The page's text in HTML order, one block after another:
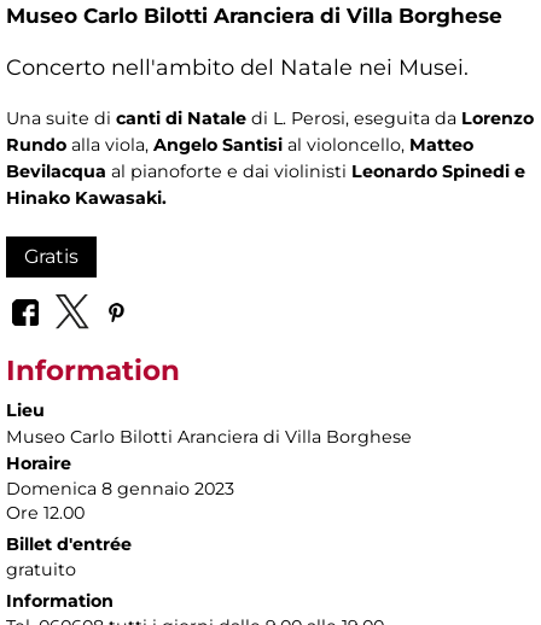
Museo Carlo Bilotti Aranciera di Villa Borghese
Concerto nell'ambito del Natale nei Musei.
Una suite di canti di Natale di L. Perosi, eseguita da Lorenzo
Rundo alla viola, Angelo Santisi al violoncello, Matteo
Bevilacqua al pianoforte e dai violinisti Leonardo Spinedi e
Hinako Kawasaki.
Gratis
Information
Lieu
Museo Carlo Bilotti Aranciera di Villa Borghese
Horaire
Domenica 8 gennaio 2023
Ore 12.00
Billet d'entrée
gratuito
Information